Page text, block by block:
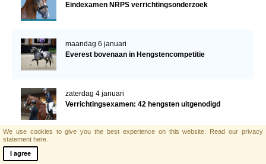
Eindexamen NRPS verrichtingsonderzoek
maandag 6 januari
Everest bovenaan in Hengstencompetitie
zaterdag 4 januari
Verrichtingsexamen: 42 hengsten uitgenodigd
We use cookies to give you the best experience on this website. Read our privacy
statement here.
I agree